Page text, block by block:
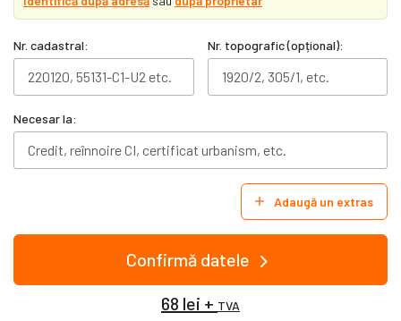
Nr. cadastral: Nr. topografic (opțional):
Necesar la:
Adaugă un extras
Confirmă datele
68 lei + TVA